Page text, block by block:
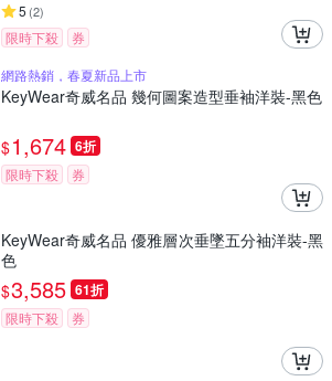
5 (2)
限時下殺
券
網路熱銷，春夏新品上市
KeyWear奇威名品 幾何圖案造型垂袖洋裝-黑色
$1,674 6折
限時下殺 券
KeyWear奇威名品 優雅層次垂墜五分袖洋裝-黑
色
$3,585 61折
限時下殺 券